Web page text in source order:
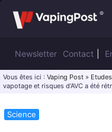
Newsletter Contact
Vous êtes ici : Vaping Post »
vapotage et risques d’AVC a été
Science